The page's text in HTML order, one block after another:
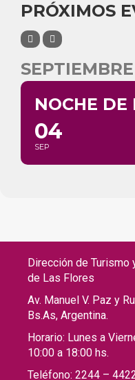
PRÓXIMOS
SEPTIEMBRE
NOCHE DE
04
SEP
Dirección de
de Las Flores
Av. Manuel V. Paz y
Bs.As, Argentina.
Horario: Lunes a
10:00 a 18:00 hs.
Teléfono: 2244 –